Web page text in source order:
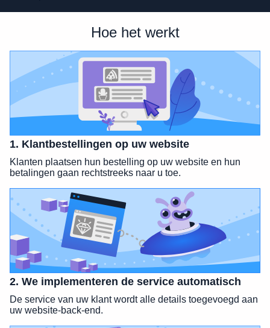
Hoe het werkt
1. Klantbestellingen op uw website
Klanten plaatsen hun bestelling op uw website en hun
betalingen gaan rechtstreeks naar u toe.
2. We implementeren de service automatisch
De service van uw klant wordt alle details toegevoegd aan
uw website-back-end.